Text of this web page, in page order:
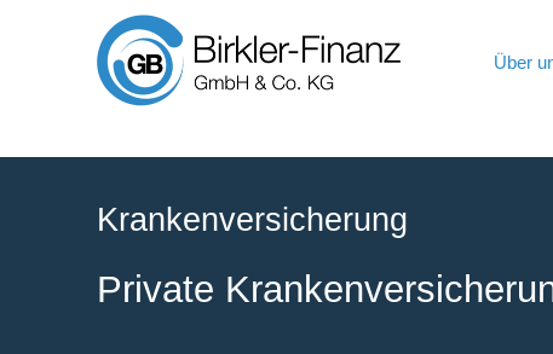
Über
Kranken­ver­si­che­rung
Private